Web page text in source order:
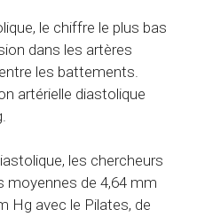
le chiffre le plus bas
dans les artères
les battements.
artérielle diastolique
les chercheurs
moyennes de 4,64 mm
Hg avec le Pilates, de